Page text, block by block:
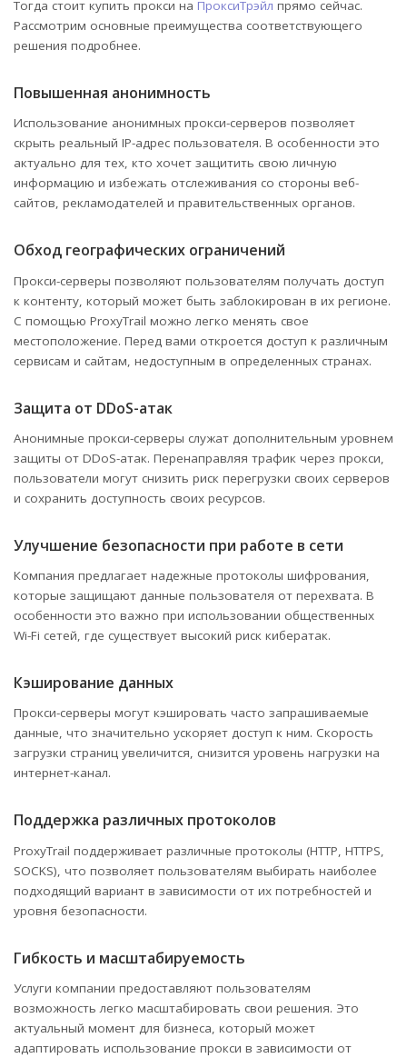
Тогда стоит купить прокси на ПроксиТрэйл прямо сейчас.
Рассмотрим основные преимущества соответствующего
решения подробнее.
Повышенная анонимность
Использование анонимных прокси-серверов позволяет
скрыть реальный IP-адрес пользователя. В особенности это
актуально для тех, кто хочет защитить свою личную
информацию и избежать отслеживания со стороны веб-
сайтов, рекламодателей и правительственных органов.
Обход географических ограничений
Прокси-серверы позволяют пользователям получать доступ
к контенту, который может быть заблокирован в их регионе.
С помощью ProxyTrail можно легко менять свое
местоположение. Перед вами откроется доступ к различным
сервисам и сайтам, недоступным в определенных странах.
Защита от DDoS-атак
Анонимные прокси-серверы служат дополнительным уровнем
защиты от DDoS-атак. Перенаправляя трафик через прокси,
пользователи могут снизить риск перегрузки своих серверов
и сохранить доступность своих ресурсов.
Улучшение безопасности при работе в сети
Компания предлагает надежные протоколы шифрования,
которые защищают данные пользователя от перехвата. В
особенности это важно при использовании общественных
Wi-Fi сетей, где существует высокий риск кибератак.
Кэширование данных
Прокси-серверы могут кэшировать часто запрашиваемые
данные, что значительно ускоряет доступ к ним. Скорость
загрузки страниц увеличится, снизится уровень нагрузки на
интернет-канал.
Поддержка различных протоколов
ProxyTrail поддерживает различные протоколы (HTTP, HTTPS,
SOCKS), что позволяет пользователям выбирать наиболее
подходящий вариант в зависимости от их потребностей и
уровня безопасности.
Гибкость и масштабируемость
Услуги компании предоставляют пользователям
возможность легко масштабировать свои решения. Это
актуальный момент для бизнеса, который может
адаптировать использование прокси в зависимости от